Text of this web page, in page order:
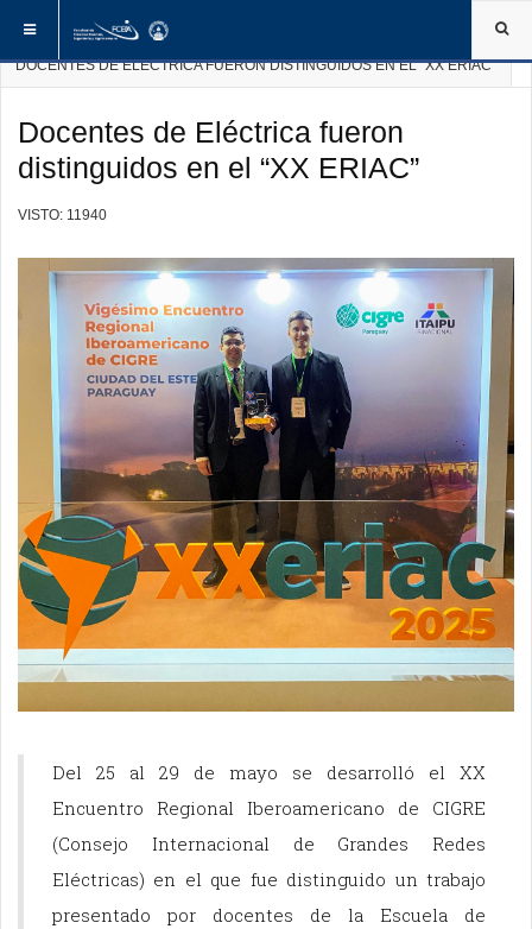
ESTÁ AQUÍ: INICIO
DOCENTES DE ELÉCTRICA FUERON DISTINGUIDOS EN EL “XX ERIAC”
Docentes de Eléctrica fueron
distinguidos en el “XX ERIAC”
VISTO: 11940
Del 25 al 29 de mayo se desarrolló el XX
Encuentro Regional Iberoamericano de CIGRE
(Consejo Internacional de Grandes Redes
Eléctricas) en el que fue distinguido un trabajo
presentado por docentes de la Escuela de